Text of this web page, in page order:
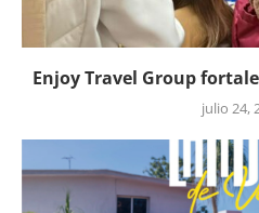
Enjoy Travel Group
julio 24,